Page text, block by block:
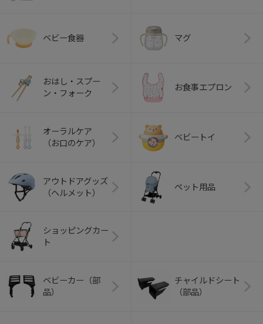
ベビー食器 マグ
おはし・スプー
ン・フォーク
お食事エプロン
オーラルケア
（お口のケア）
ベビートイ
アウトドアグッズ
（ヘルメット）
ペット用品
ショッピングカー
ト
ベビーカー（部
品）
チャイルドシート
（部品）